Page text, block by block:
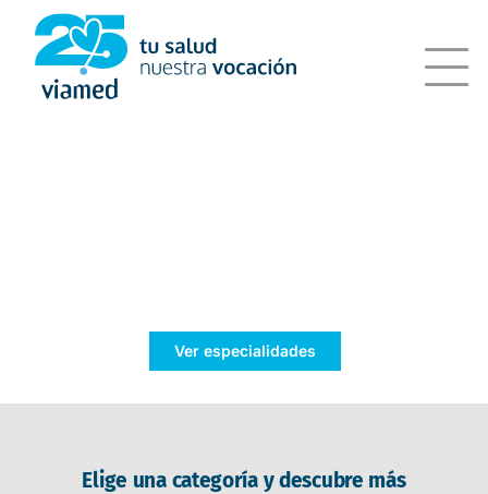
Saltar
contenido
Ver especialidades
Elige una categoría y descubre más